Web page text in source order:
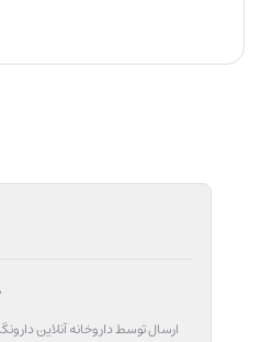
ارسال توسط داروخانه آنلاین